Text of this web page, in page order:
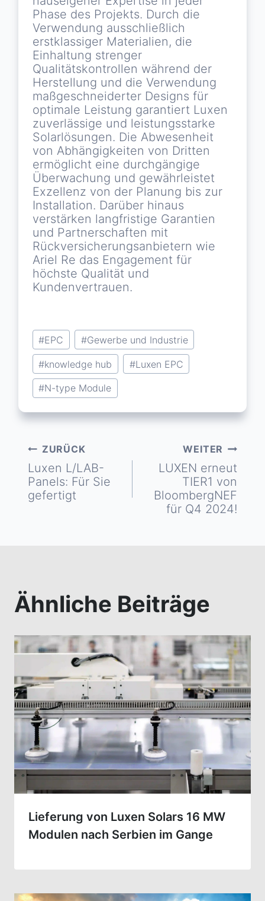
Phase des Projekts. Durch die
Verwendung ausschließlich
erstklassiger Materialien, die
Einhaltung strenger
Qualitätskontrollen während der
Herstellung und die Verwendung
maßgeschneiderter Designs für
optimale Leistung garantiert Luxen
zuverlässige und leistungsstarke
Solarlösungen. Die Abwesenheit
von Abhängigkeiten von Dritten
ermöglicht eine durchgängige
Überwachung und gewährleistet
Exzellenz von der Planung bis zur
Installation. Darüber hinaus
verstärken langfristige Garantien
und Partnerschaften mit
Rückversicherungsanbietern wie
Ariel Re das Engagement für
höchste Qualität und
Kundenvertrauen.
Schlagworte:
#EPC #Gewerbe und Industrie
#knowledge hub #Luxen EPC
#N-type Module
Beitragsnavigation
ZURÜCK
Luxen L/LAB-
Panels: Für Sie
gefertigt
WEITER
LUXEN erneut
TIER1 von
BloombergNEF
für Q4 2024!
Ähnliche Beiträge
Lieferung von Luxen Solars 16 MW
Modulen nach Serbien im Gange